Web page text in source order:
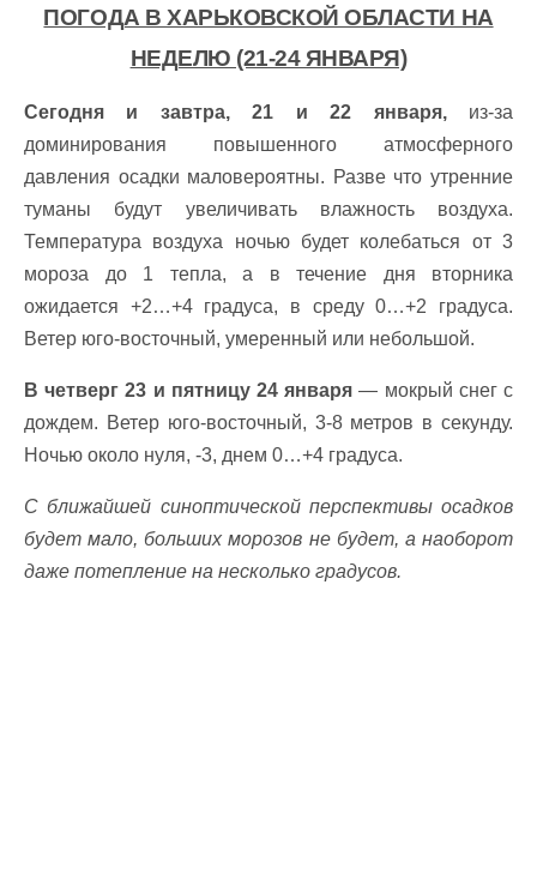
ПОГОДА В ХАРЬКОВСКОЙ ОБЛАСТИ НА
НЕДЕЛЮ (21-24 ЯНВАРЯ)
Сегодня и завтра, 21 и 22 января,из-за
доминирования повышенного атмосферного
давления осадки маловероятны. Разве что утренние
туманы будут увеличивать влажность воздуха.
Температура воздуха ночью будет колебаться от 3
мороза до 1 тепла, а в течение дня вторника
ожидается +2…+4 градуса, в среду 0…+2 градуса.
Ветер юго-восточный, умеренный или небольшой.
В четверг 23 и пятницу 24 января — мокрый снег с
дождем. Ветер юго-восточный, 3-8 метров в секунду.
Ночью около нуля, -3, днем ​​0…+4 градуса.
С ближайшей синоптической перспективы осадков
будет мало, больших морозов не будет, а наоборот
даже потепление на несколько градусов.